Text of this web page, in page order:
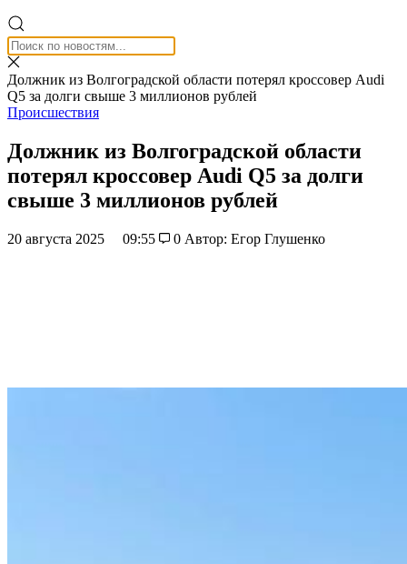
Должник из Волгоградской области потерял кроссовер Audi
Q5 за долги свыше 3 миллионов рублей
Происшествия
Должник из Волгоградской области
потерял кроссовер Audi Q5 за долги
свыше 3 миллионов рублей
20 августа 2025 09:55 0 Автор: Егор Глушенко